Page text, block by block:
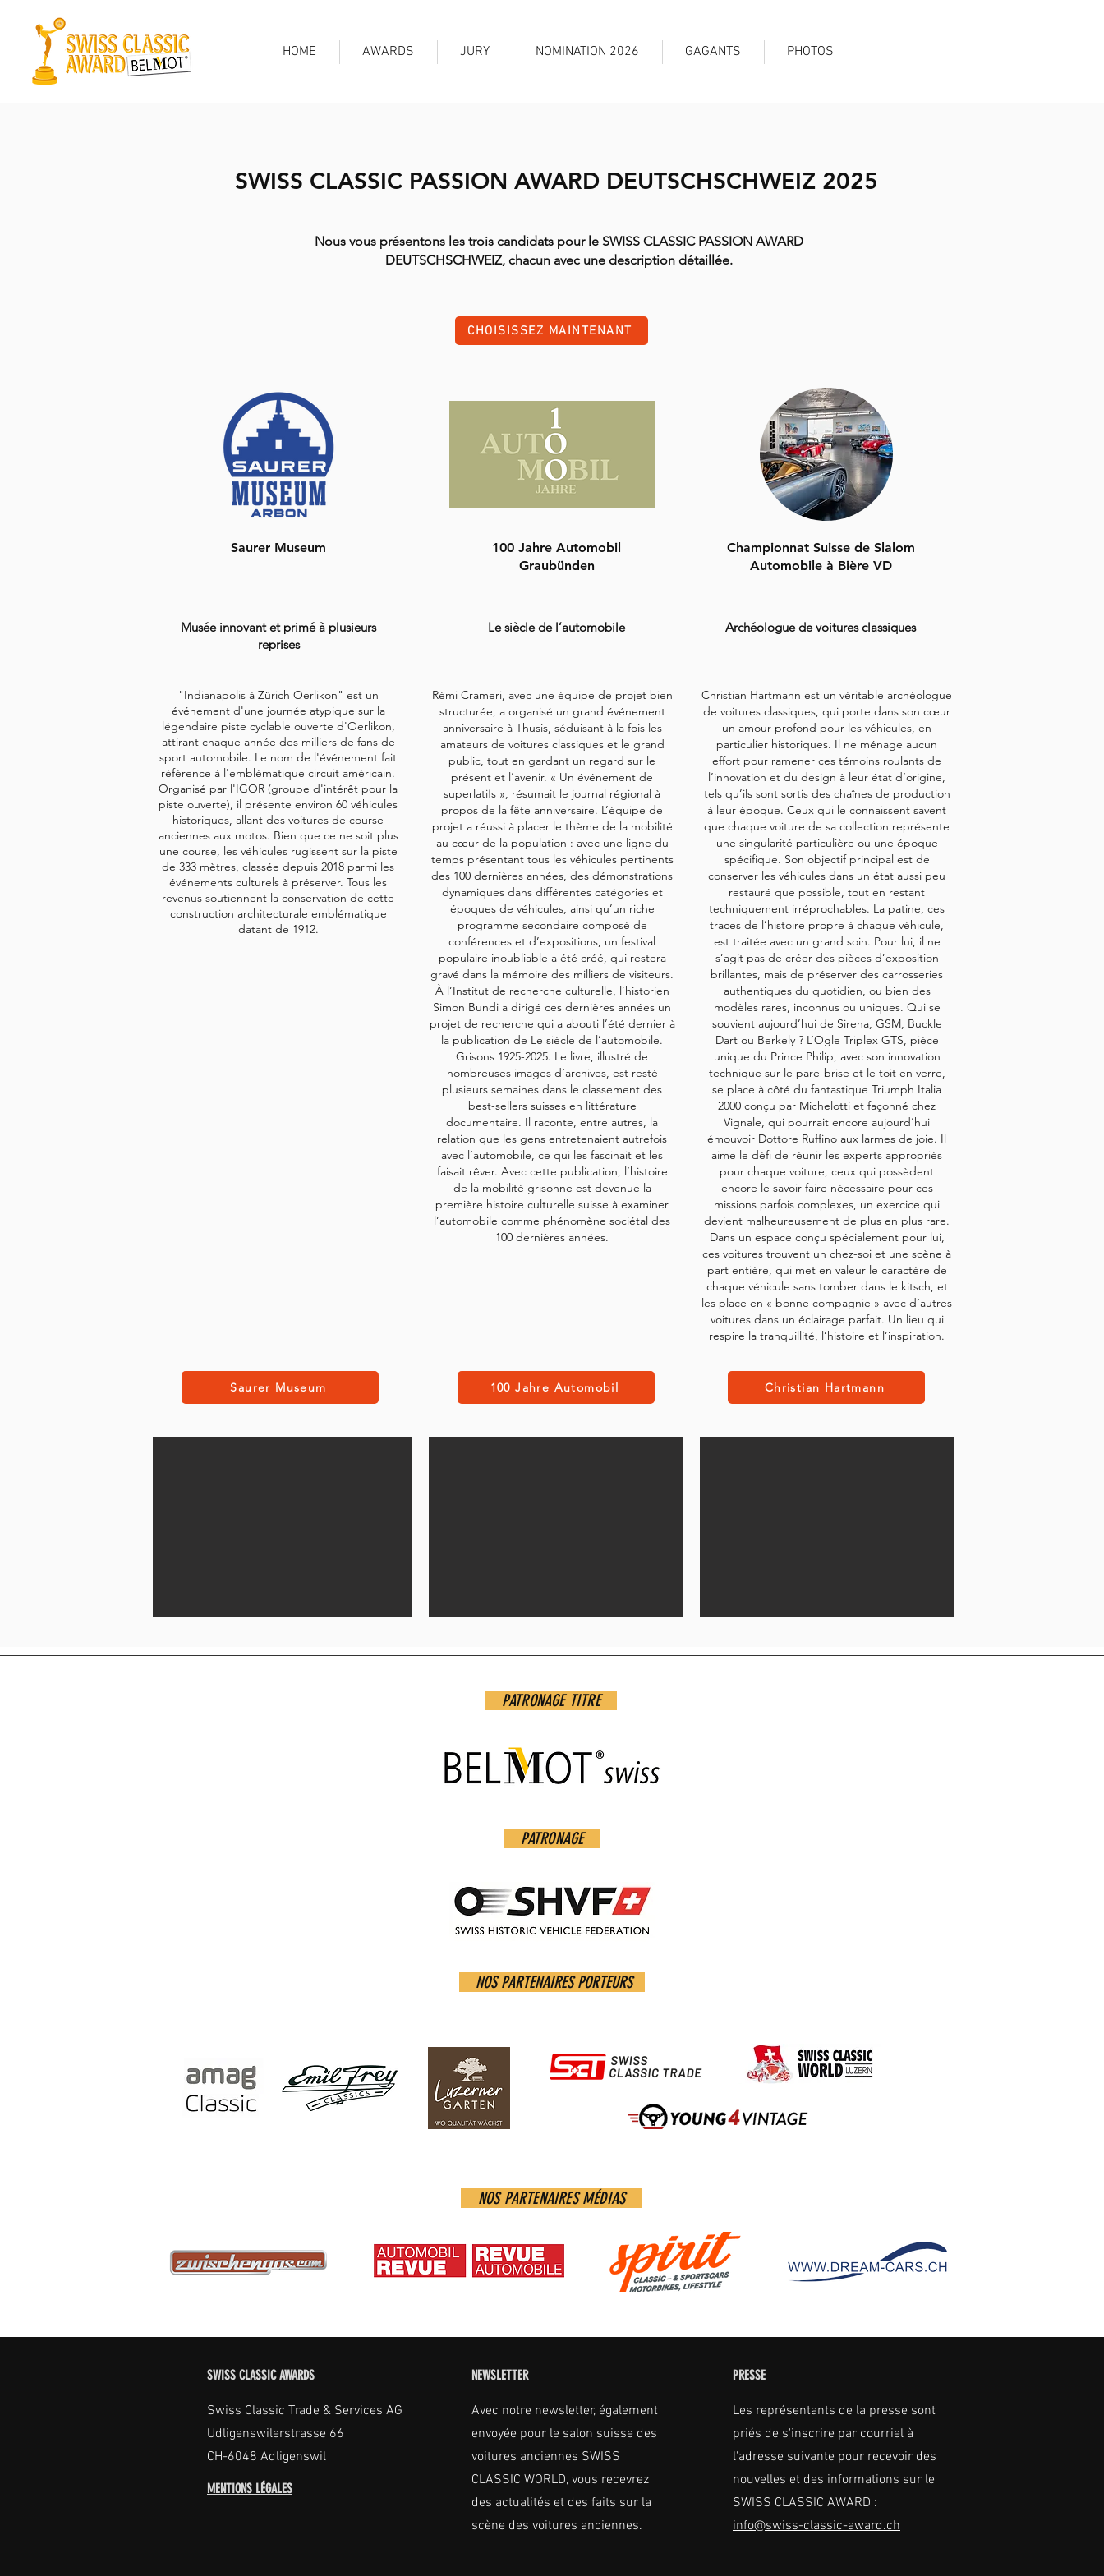
HOME AWARDS JURY NOMINATION 2026 GAGANTS PHOTOS
SWISS CLASSIC PASSION AWARD DEUTSCHSCHWEIZ 2025
Nous vous présentons les trois candidats pour le SWISS CLASSIC PASSION AWARD
DEUTSCHSCHWEIZ, chacun avec une description détaillée.
CHOISISSEZ MAINTENANT
Saurer Museum
Musée innovant et primé à plusieurs
reprises
"Indianapolis à Zürich Oerlikon" est un
événement d'une journée atypique sur la
légendaire piste cyclable ouverte d'Oerlikon,
attirant chaque année des milliers de fans de
sport automobile. Le nom de l'événement fait
référence à l'emblématique circuit américain.
Organisé par l'IGOR (groupe d'intérêt pour la
piste ouverte), il présente environ 60 véhicules
historiques, allant des voitures de course
anciennes aux motos. Bien que ce ne soit plus
une course, les véhicules rugissent sur la piste
de 333 mètres, classée depuis 2018 parmi les
événements culturels à préserver. Tous les
revenus soutiennent la conservation de cette
construction architecturale emblématique
datant de 1912.
Saurer Museum
100 Jahre Automobil
Graubünden
Le siècle de l’automobile
Rémi Crameri, avec une équipe de projet bien
structurée, a organisé un grand événement
anniversaire à Thusis, séduisant à la fois les
amateurs de voitures classiques et le grand
public, tout en gardant un regard sur le
présent et l’avenir. « Un événement de
superlatifs », résumait le journal régional à
propos de la fête anniversaire. L’équipe de
projet a réussi à placer le thème de la mobilité
au cœur de la population : avec une ligne du
temps présentant tous les véhicules pertinents
des 100 dernières années, des démonstrations
dynamiques dans différentes catégories et
époques de véhicules, ainsi qu’un riche
programme secondaire composé de
conférences et d’expositions, un festival
populaire inoubliable a été créé, qui restera
gravé dans la mémoire des milliers de visiteurs.
À l’Institut de recherche culturelle, l’historien
Simon Bundi a dirigé ces dernières années un
projet de recherche qui a abouti l’été dernier à
la publication de Le siècle de l’automobile.
Grisons 1925-2025. Le livre, illustré de
nombreuses images d’archives, est resté
plusieurs semaines dans le classement des
best-sellers suisses en littérature
documentaire. Il raconte, entre autres, la
relation que les gens entretenaient autrefois
avec l’automobile, ce qui les fascinait et les
faisait rêver. Avec cette publication, l’histoire
de la mobilité grisonne est devenue la
première histoire culturelle suisse à examiner
l’automobile comme phénomène sociétal des
100 dernières années.
100 Jahre Automobil
Championnat Suisse de Slalom
Automobile à Bière VD
Archéologue de voitures classiques
Christian Hartmann est un véritable archéologue
de voitures classiques, qui porte dans son cœur
un amour profond pour les véhicules, en
particulier historiques. Il ne ménage aucun
effort pour ramener ces témoins roulants de
l’innovation et du design à leur état d’origine,
tels qu’ils sont sortis des chaînes de production
à leur époque. Ceux qui le connaissent savent
que chaque voiture de sa collection représente
une singularité particulière ou une époque
spécifique. Son objectif principal est de
conserver les véhicules dans un état aussi peu
restauré que possible, tout en restant
techniquement irréprochables. La patine, ces
traces de l’histoire propre à chaque véhicule,
est traitée avec un grand soin. Pour lui, il ne
s’agit pas de créer des pièces d’exposition
brillantes, mais de préserver des carrosseries
authentiques du quotidien, ou bien des
modèles rares, inconnus ou uniques. Qui se
souvient aujourd’hui de Sirena, GSM, Buckle
Dart ou Berkely ? L’Ogle Triplex GTS, pièce
unique du Prince Philip, avec son innovation
technique sur le pare-brise et le toit en verre,
se place à côté du fantastique Triumph Italia
2000 conçu par Michelotti et façonné chez
Vignale, qui pourrait encore aujourd’hui
émouvoir Dottore Ruffino aux larmes de joie. Il
aime le défi de réunir les experts appropriés
pour chaque voiture, ceux qui possèdent
encore le savoir-faire nécessaire pour ces
missions parfois complexes, un exercice qui
devient malheureusement de plus en plus rare.
Dans un espace conçu spécialement pour lui,
ces voitures trouvent un chez-soi et une scène à
part entière, qui met en valeur le caractère de
chaque véhicule sans tomber dans le kitsch, et
les place en « bonne compagnie » avec d’autres
voitures dans un éclairage parfait. Un lieu qui
respire la tranquillité, l’histoire et l’inspiration.
Christian Hartmann
SWISS CLASSIC AWARDS
Swiss Classic Trade & Services AG
Udligenswilerstrasse 66
CH-6048 Adligenswil
MENTIONS LÉGALES
NEWSLETTER
Avec notre newsletter, également
envoyée pour le salon suisse des
voitures anciennes SWISS
CLASSIC WORLD, vous recevrez
des actualités et des faits sur la
scène des voitures anciennes.
PRESSE
Les représentants de la presse sont
priés de s'inscrire par courriel à
l'adresse suivante pour recevoir des
nouvelles et des informations sur le
SWISS CLASSIC AWARD :
info@swiss-classic-award.ch
PATRONAGE TITRE
PATRONAGE
NOS PARTENAIRES PORTEURS
NOS PARTENAIRES MÉDIAS